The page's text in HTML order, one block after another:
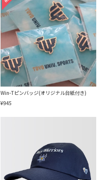
Win-Tピンバッジ(オリジナル台紙付き)
¥945